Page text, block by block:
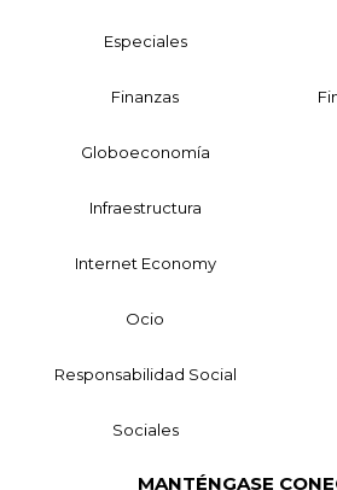
Especiales
Finanzas
Globoeconomía
Infraestructura
Internet Economy
Ocio
Responsabilidad Social
Sociales
MANTÉNGASE